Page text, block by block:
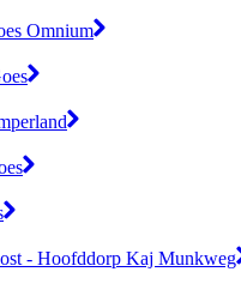
Omnium
- Hoofddorp Kaj Munkweg